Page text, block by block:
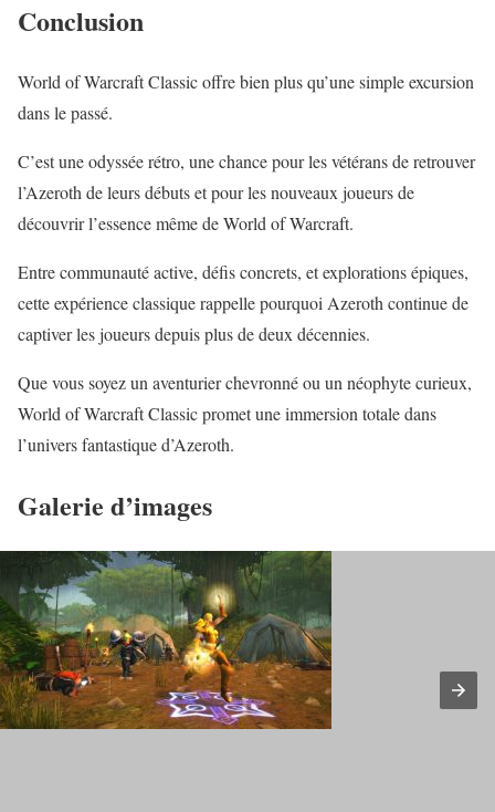
Conclusion
World of Warcraft Classic offre bien plus qu’une simple excursion
dans le passé.
C’est une odyssée rétro, une chance pour les vétérans de retrouver
l’Azeroth de leurs débuts et pour les nouveaux joueurs de
découvrir l’essence même de World of Warcraft.
Entre communauté active, défis concrets, et explorations épiques,
cette expérience classique rappelle pourquoi Azeroth continue de
captiver les joueurs depuis plus de deux décennies.
Que vous soyez un aventurier chevronné ou un néophyte curieux,
World of Warcraft Classic promet une immersion totale dans
l’univers fantastique d’Azeroth.
Galerie d’images